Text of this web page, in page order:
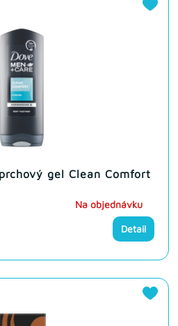
gel Clean Comfort
Na objednávku
Detail